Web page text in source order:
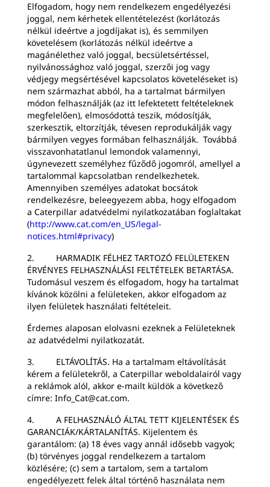
Elfogadom, hogy nem rendelkezem engedélyezési
joggal, nem kérhetek ellentételezést (korlátozás
nélkül ideértve a jogdíjakat is), és semmilyen
követelésem (korlátozás nélkül ideértve a
magánélethez való joggal, becsületsértéssel,
nyilvánossághoz való joggal, szerzői jog vagy
védjegy megsértésével kapcsolatos követeléseket is)
nem származhat abból, ha a tartalmat bármilyen
módon felhasználják (az itt lefektetett feltételeknek
megfelelően), elmosódottá teszik, módosítják,
szerkesztik, eltorzítják, tévesen reprodukálják vagy
bármilyen vegyes formában felhasználják. Továbbá
visszavonhatatlanul lemondok valamennyi,
úgynevezett személyhez fűződő jogomról, amellyel a
tartalommal kapcsolatban rendelkezhetek.
Amennyiben személyes adatokat bocsátok
rendelkezésre, beleegyezem abba, hogy elfogadom
a Caterpillar adatvédelmi nyilatkozatában foglaltakat
(http://www.cat.com/en_US/legal-
notices.html#privacy)
2. HARMADIK FÉLHEZ TARTOZÓ FELÜLETEKEN
ÉRVÉNYES FELHASZNÁLÁSI FELTÉTELEK BETARTÁSA.
Tudomásul veszem és elfogadom, hogy ha tartalmat
kívánok közölni a felületeken, akkor elfogadom az
ilyen felületek használati feltételeit.
Érdemes alaposan elolvasni ezeknek a Felületeknek
az adatvédelmi nyilatkozatát.
3. ELTÁVOLÍTÁS. Ha a tartalmam eltávolítását
kérem a felületekről, a Caterpillar weboldalairól vagy
a reklámok alól, akkor e-mailt küldök a következő
címre: Info_Cat@cat.com.
4. A FELHASZNÁLÓ ÁLTAL TETT KIJELENTÉSEK ÉS
GARANCIÁK/KÁRTALANÍTÁS. Kijelentem és
garantálom: (a) 18 éves vagy annál idősebb vagyok;
(b) törvényes joggal rendelkezem a tartalom
közlésére; (c) sem a tartalom, sem a tartalom
engedélyezett felek által történő használata nem